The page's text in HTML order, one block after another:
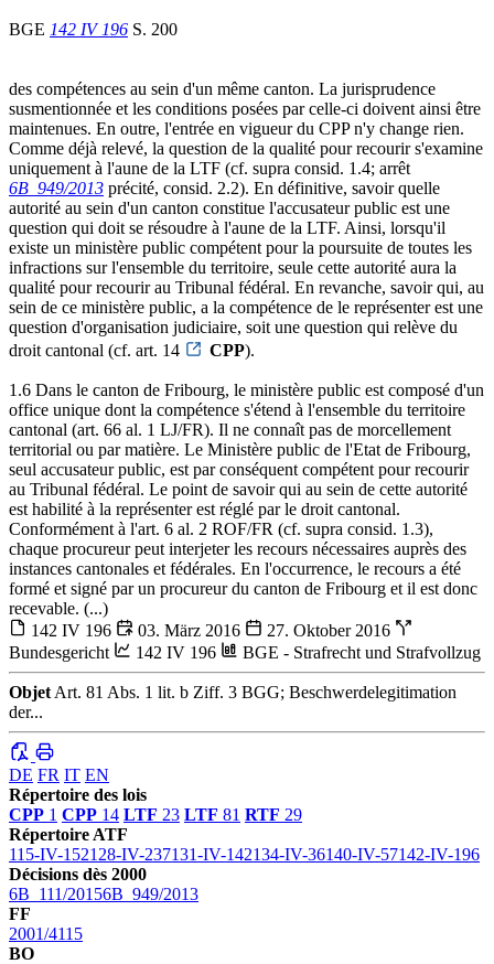
BGE 142 IV 196 S. 200
des compétences au sein d'un même canton. La jurisprudence
susmentionnée et les conditions posées par celle-ci doivent ainsi être
maintenues. En outre, l'entrée en vigueur du CPP n'y change rien.
Comme déjà relevé, la question de la qualité pour recourir s'examine
uniquement à l'aune de la LTF (cf. supra consid. 1.4; arrêt
6B_949/2013 précité, consid. 2.2). En définitive, savoir quelle
autorité au sein d'un canton constitue l'accusateur public est une
question qui doit se résoudre à l'aune de la LTF. Ainsi, lorsqu'il
existe un ministère public compétent pour la poursuite de toutes les
infractions sur l'ensemble du territoire, seule cette autorité aura la
qualité pour recourir au Tribunal fédéral. En revanche, savoir qui, au
sein de ce ministère public, a la compétence de le représenter est une
question d'organisation judiciaire, soit une question qui relève du
droit cantonal (cf. art. 14
CPP).
1.6 Dans le canton de Fribourg, le ministère public est composé d'un
office unique dont la compétence s'étend à l'ensemble du territoire
cantonal (art. 66 al. 1 LJ/FR). Il ne connaît pas de morcellement
territorial ou par matière. Le Ministère public de l'Etat de Fribourg,
seul accusateur public, est par conséquent compétent pour recourir
au Tribunal fédéral. Le point de savoir qui au sein de cette autorité
est habilité à la représenter est réglé par le droit cantonal.
Conformément à l'art. 6 al. 2 ROF/FR (cf. supra consid. 1.3),
chaque procureur peut interjeter les recours nécessaires auprès des
instances cantonales et fédérales. En l'occurrence, le recours a été
formé et signé par un procureur du canton de Fribourg et il est donc
recevable. (...)
142 IV 196
03. März 2016
27. Oktober 2016
Bundesgericht
142 IV 196 BGE - Strafrecht und Strafvollzug
Objet Art. 81 Abs. 1 lit. b Ziff. 3 BGG; Beschwerdelegitimation
der...
DE FR IT EN
Répertoire des lois
CPP 1 CPP 14 LTF 23 LTF 81 RTF 29
Répertoire ATF
115-IV-152128-IV-237131-IV-142134-IV-36140-IV-57142-IV-196
Décisions dès 2000
6B_111/20156B_949/2013
FF
2001/4115
BO